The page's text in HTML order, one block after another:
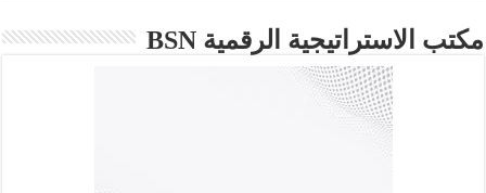
مكتب الاستراتيجية الرقمية BSN